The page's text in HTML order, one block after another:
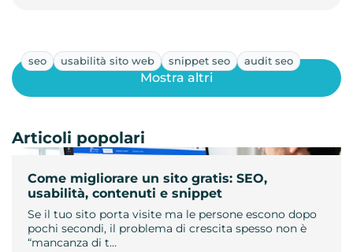
seo usabilità sito web snippet seo audit seo
Come migliorare un sito gratis: SEO,
usabilità, contenuti e snippet
Se il tuo sito porta visite ma le persone escono dopo
pochi secondi, il problema di crescita spesso non è
“mancanza di t…
Mostra altri
Articoli popolari